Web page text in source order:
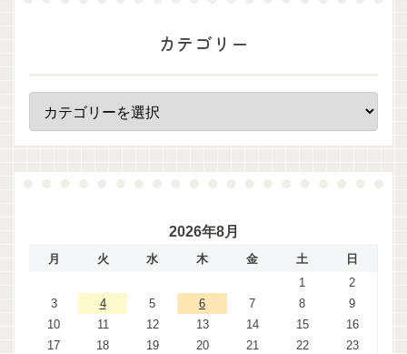
カテゴリー
2026年8月
月 火 水 木 金 土
日
1
2
3
4 5 6 7 8
9
10
11 12 13 14 15
16
17
18 19 20 21 22
23